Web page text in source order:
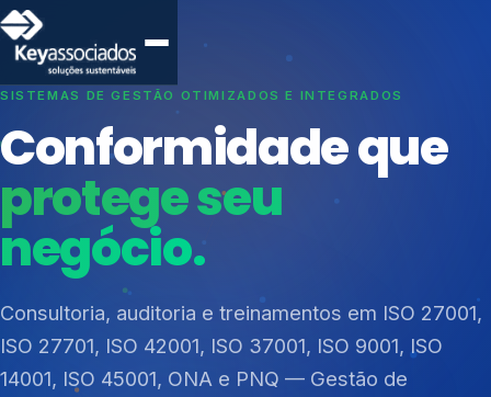
SISTEMAS DE GESTÃO OTIMIZADOS E INTEGRADOS
Conformidade que
protege seu
negócio.
Consultoria, auditoria e treinamentos em ISO 27001,
ISO 27701, ISO 42001, ISO 37001, ISO 9001, ISO
14001, ISO 45001, ONA e PNQ — Gestão de
Índices de Mercado
Reporte Regulatório